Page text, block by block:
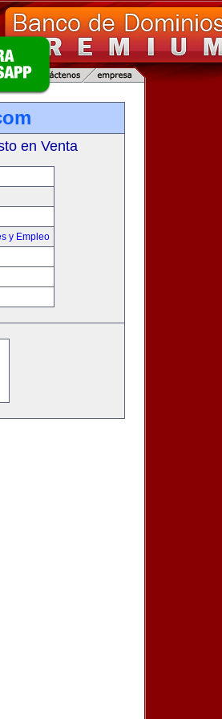
en Venta
y Empleo